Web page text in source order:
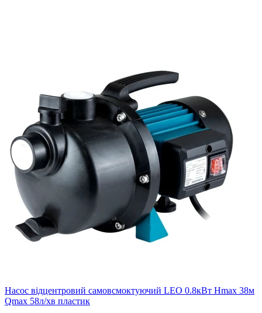
Насос відцентровий самовсмоктуючий LEO 0.8кВт Hmax 38м
Qmax 58л/хв пластик